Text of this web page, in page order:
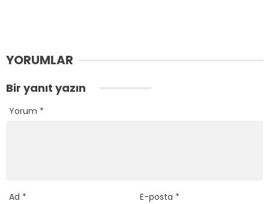
YORUMLAR
Bir yanıt yazın
Yorum *
Ad * E-posta *